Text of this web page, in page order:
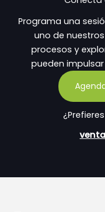
Programa una
uno de
procesos y
pueden